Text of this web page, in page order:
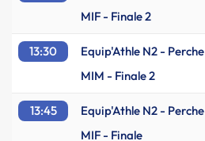
MIF - Finale 2
13:30 Equip'Athle N2 - Perche
MIM - Finale 2
13:45 Equip'Athle N2 - Perche
MIF - Finale